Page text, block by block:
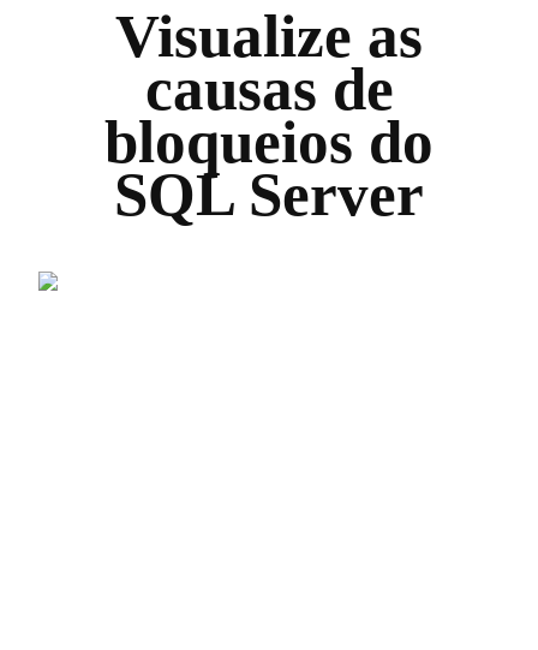
Visualize as
causas de
bloqueios do
SQL Server